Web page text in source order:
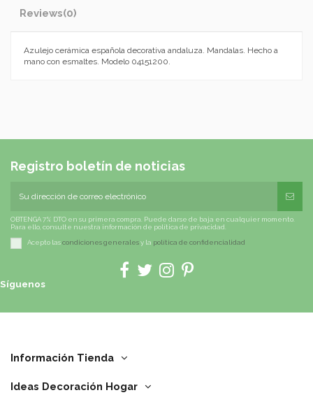
Reviews(0)
Azulejo cerámica española decorativa andaluza. Mandalas. Hecho a
mano con esmaltes. Modelo 04151200.
Registro boletín de noticias
OBTENGA 7% DTO en su primera compra. Puede darse de baja en cualquier momento.
Para ello, consulte nuestra información de política de privacidad.
Acepto lascondiciones generalesy la política de confidencialidad
Síguenos
Información Tienda
Ideas Decoración Hogar